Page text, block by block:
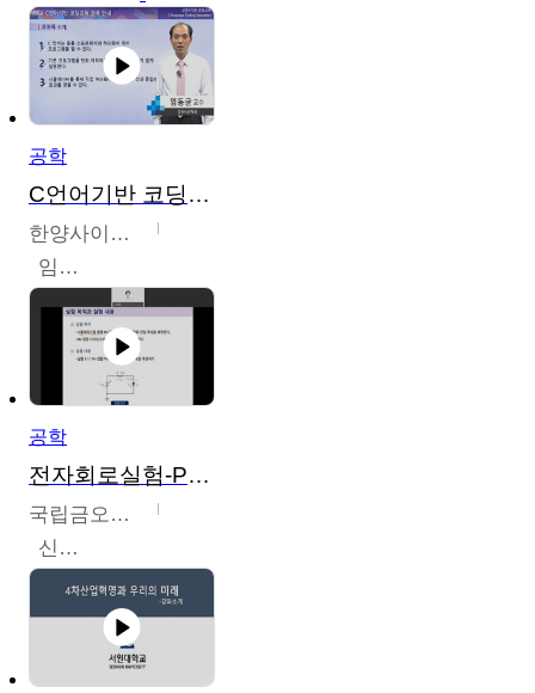
공학
C언어기반 코딩교육
한양사이버대학교
임동균
공학
전자회로실험-PSPICE 시뮬레이션
국립금오공과대학교
신경욱